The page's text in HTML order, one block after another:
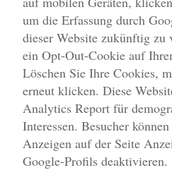
um die Erfassung durch
dieser Website zukünftig
ein Opt-Out-Cookie auf
Löschen Sie Ihre Cookies,
erneut klicken. Diese
Analytics Report für
Interessen. Besucher
Anzeigen auf der Seite
Google-Profils deaktivieren.